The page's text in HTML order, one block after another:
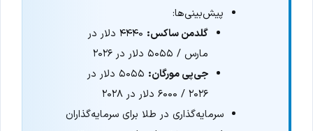
پیش‌بینی‌ها:
گلدمن ساکس:
۴۴۴۰ دلار در
مارس / ۵۰۵۵ دلار در ۲۰۲۶
جی‌پی مورگان:
۵۰۵۵ دلار در
۲۰۲۶ / ۶۰۰۰ دلار در ۲۰۲۸
سرمایه‌گذاری در طلا برای سرمایه‌گذاران